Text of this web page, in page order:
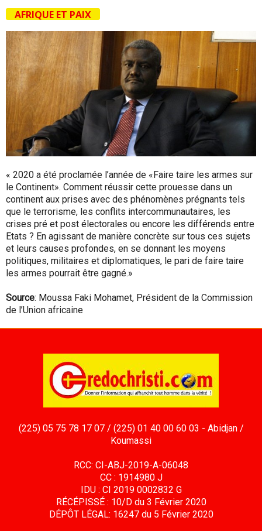
AFRIQUE ET PAIX
« 2020 a été proclamée l’année de «Faire taire les armes sur
le Continent». Comment réussir cette prouesse dans un
continent aux prises avec des phénomènes prégnants tels
que le terrorisme, les conflits intercommunautaires, les
crises pré et post électorales ou encore les différends entre
Etats ? En agissant de manière concrète sur tous ces sujets
et leurs causes profondes, en se donnant les moyens
politiques, militaires et diplomatiques, le pari de faire taire
les armes pourrait être gagné.»
Source: Moussa Faki Mohamet, Président de la Commission
de l’Union africaine
(225) 05 75 78 17 07 / (225) 01 40 00 60 03 - Abidjan /
Koumassi
RCC: CI-ABJ-2019-A-06048
CC : 1914980 J
IDU : CI 2019 0002832 G
RÉCÉPISSÉ : 10/D du 3 Février 2020
DÉPÔT LÉGAL: 16247 du 5 Février 2020